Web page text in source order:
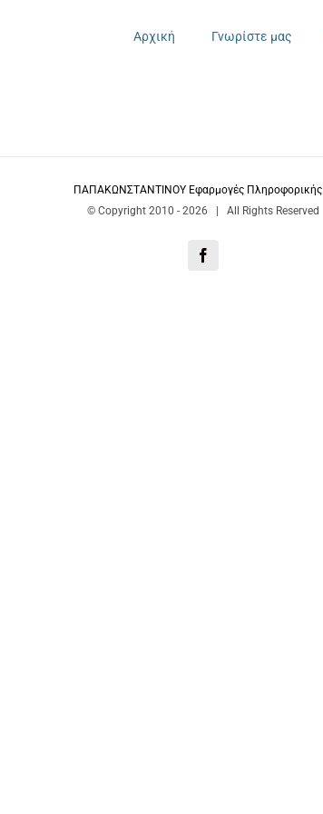
Αρχική Γνωρίστε μας
ΠΑΠΑΚΩΝΣΤΑΝΤΙΝΟΥ Εφαρμογές Πληροφορικής
© Copyright 2010 - 2026 | All Rights Reserved
Facebook